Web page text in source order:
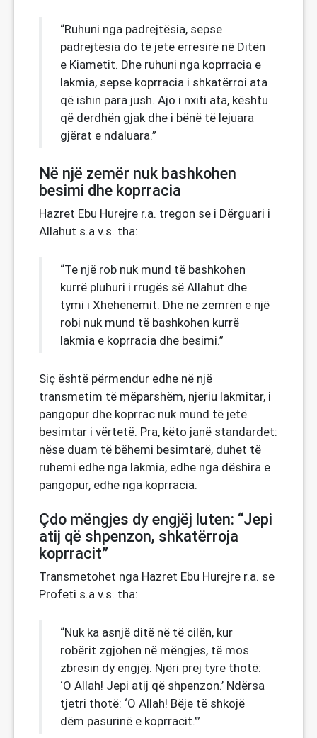
“Ruhuni nga padrejtësia, sepse
padrejtësia do të jetë errësirë në Ditën
e Kiametit. Dhe ruhuni nga koprracia e
lakmia, sepse koprracia i shkatërroi ata
që ishin para jush. Ajo i nxiti ata, kështu
që derdhën gjak dhe i bënë të lejuara
gjërat e ndaluara.”
Në një zemër nuk bashkohen
besimi dhe koprracia
Hazret Ebu Hurejre r.a. tregon se i Dërguari i
Allahut s.a.v.s. tha:
“Te një rob nuk mund të bashkohen
kurrë pluhuri i rrugës së Allahut dhe
tymi i Xhehenemit. Dhe në zemrën e një
robi nuk mund të bashkohen kurrë
lakmia e koprracia dhe besimi.”
Siç është përmendur edhe në një
transmetim të mëparshëm, njeriu lakmitar, i
pangopur dhe koprrac nuk mund të jetë
besimtar i vërtetë. Pra, këto janë standardet:
nëse duam të bëhemi besimtarë, duhet të
ruhemi edhe nga lakmia, edhe nga dëshira e
pangopur, edhe nga koprracia.
Çdo mëngjes dy engjëj luten: “Jepi
atij që shpenzon, shkatërroja
koprracit”
Transmetohet nga Hazret Ebu Hurejre r.a. se
Profeti s.a.v.s. tha:
“Nuk ka asnjë ditë në të cilën, kur
robërit zgjohen në mëngjes, të mos
zbresin dy engjëj. Njëri prej tyre thotë:
‘O Allah! Jepi atij që shpenzon.’ Ndërsa
tjetri thotë: ‘O Allah! Bëje të shkojë
dëm pasurinë e koprracit.’”